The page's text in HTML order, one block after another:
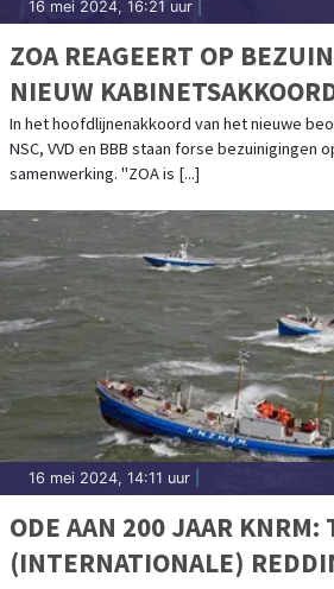
16 mei 2024, 16:21 uur
ZOA REAGEERT OP
NIEUW
In het hoofdlijnenakkoord van het nieuwe
NSC, VVD en BBB staan forse bezuinigingen
samenwerking. "ZOA is [...]
16 mei 2024, 14:11 uur
ODE AAN 200 JAAR KNRM:
(INTERNATIONALE)